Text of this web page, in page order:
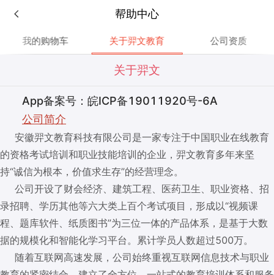
帮助中心
我的购物车 关于羿文教育 公司资质
关于羿文
App备案号：皖ICP备19011920号-6A
公司简介
安徽羿文教育科技有限公司是一家专注于中国职业在线教育
的资格考试培训和职业技能培训的企业，羿文教育多年来坚
持“诚信为根本，价值求生存”的经营理念。
公司开设了财会经济、建筑工程、医药卫生、职业资格、招
录招聘、学历其他等六大类上百个考试项目，形成以“视频课
程、题库软件、纸质图书”为三位一体的产品体系，是基于大数
据的规模化和智能化学习平台。累计学员人数超过500万。
随着互联网高速发展，公司始终重视互联网信息技术与职业